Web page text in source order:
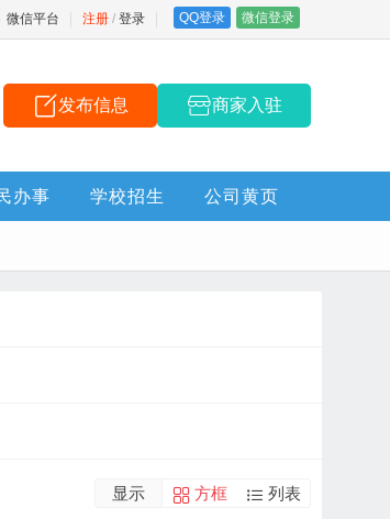
注册 / 登录 QQ登录 微信登录
微信平台
发布信息 商家入驻
办事 学校招生 公司黄页
显示 方框 列表